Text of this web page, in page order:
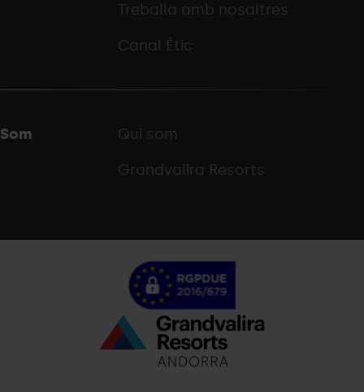
Treballa amb nosaltres
Canal Ètic
Som
Qui som
Grandvalira Resorts